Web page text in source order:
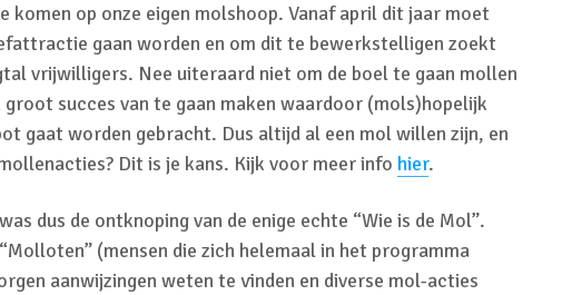
komen op onze eigen molshoop. Vanaf april dit jaar moet
gaan worden en om dit te bewerkstelligen zoekt
vrijwilligers. Nee uiteraard niet om de boel te gaan mollen
succes van te gaan maken waardoor (mols)hopelijk
gaat worden gebracht. Dus altijd al een mol willen zijn, en
Dit is je kans. Kijk voor meer info hier.
dus de ontknoping van de enige echte “Wie is de Mol”.
(mensen die zich helemaal in het programma
aanwijzingen weten te vinden en diverse mol-acties